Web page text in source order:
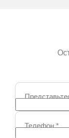
Телефон*